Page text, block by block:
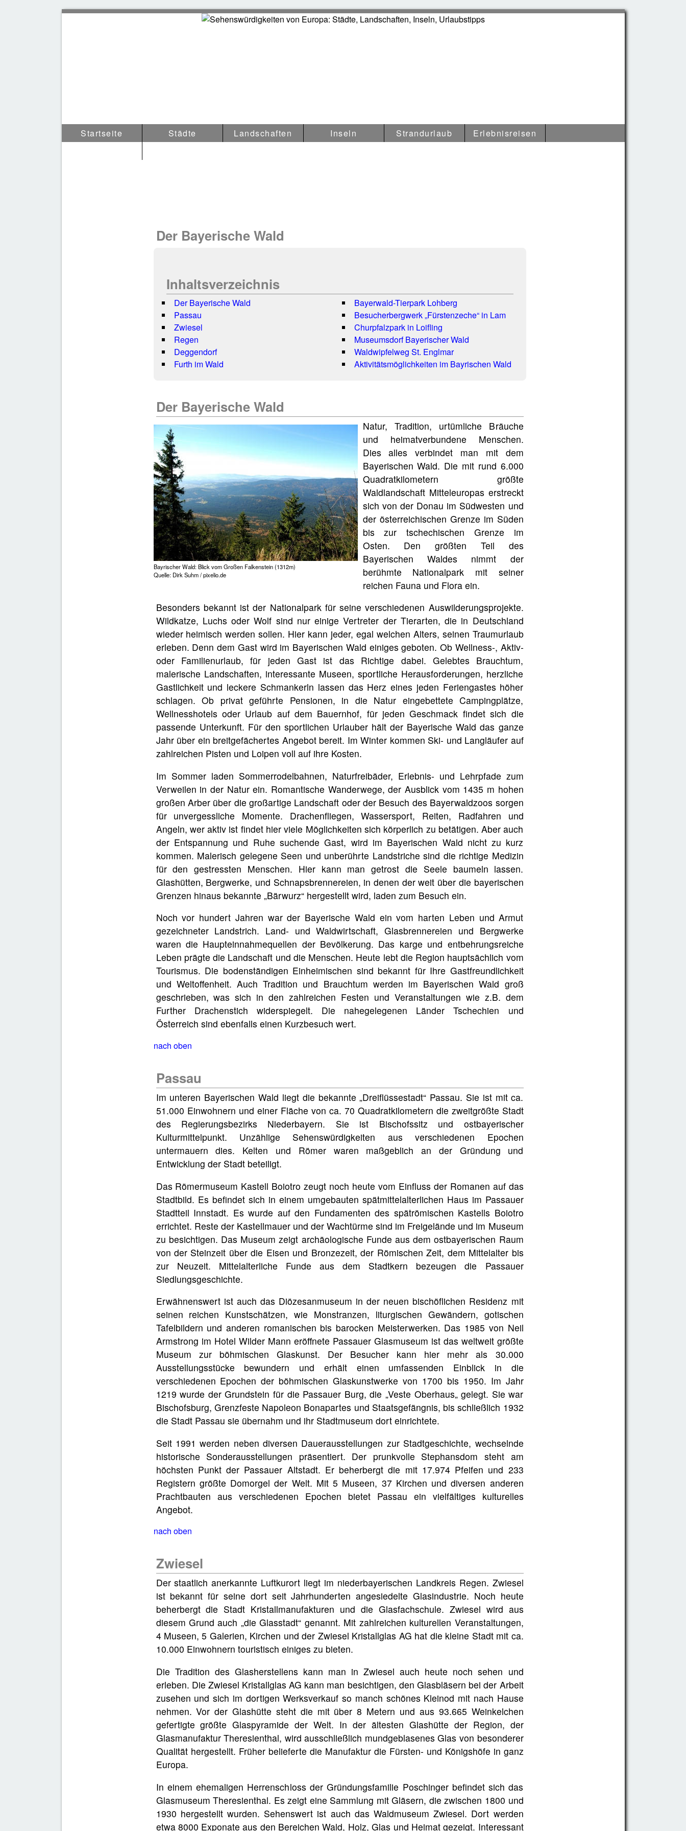
Sehenswürdigkeiten in Europa
Startseite Städte Landschaften Inseln Strandurlaub
Erlebnisreisen
Der Bayerische Wald
Inhaltsverzeichnis
Der Bayerische Wald
Passau
Zwiesel
Regen
Deggendorf
Furth im Wald
Bayerwald-Tierpark Lohberg
Besucherbergwerk „Fürstenzeche“ in Lam
Churpfalzpark in Loifling
Museumsdorf Bayerischer Wald
Waldwipfelweg St. Englmar
Aktivitätsmöglichkeiten im Bayrischen Wald
Der Bayerische Wald
Bayrischer Wald: Blick vom Großen Falkenstein (1312m)
Quelle: Dirk Suhm / pixelio.de
Natur, Tradition, urtümliche Bräuche
und heimatverbundene Menschen.
Dies alles verbindet man mit dem
Bayerischen Wald. Die mit rund 6.000
Quadratkilometern größte
Waldlandschaft Mitteleuropas erstreckt
sich von der Donau im Südwesten und
der österreichischen Grenze im Süden
bis zur tschechischen Grenze im
Osten. Den größten Teil des
Bayerischen Waldes nimmt der
berühmte Nationalpark mit seiner
reichen Fauna und Flora ein.
Besonders bekannt ist der Nationalpark für seine verschiedenen Auswilderungsprojekte.
Wildkatze, Luchs oder Wolf sind nur einige Vertreter der Tierarten, die in Deutschland
wieder heimisch werden sollen. Hier kann jeder, egal welchen Alters, seinen Traumurlaub
erleben. Denn dem Gast wird im Bayerischen Wald einiges geboten. Ob Wellness-, Aktiv-
oder Familienurlaub, für jeden Gast ist das Richtige dabei. Gelebtes Brauchtum,
malerische Landschaften, interessante Museen, sportliche Herausforderungen, herzliche
Gastlichkeit und leckere Schmankerln lassen das Herz eines jeden Feriengastes höher
schlagen. Ob privat geführte Pensionen, in die Natur eingebettete Campingplätze,
Wellnesshotels oder Urlaub auf dem Bauernhof, für jeden Geschmack findet sich die
passende Unterkunft. Für den sportlichen Urlauber hält der Bayerische Wald das ganze
Jahr über ein breitgefächertes Angebot bereit. Im Winter kommen Ski- und Langläufer auf
zahlreichen Pisten und Loipen voll auf ihre Kosten.
Im Sommer laden Sommerrodelbahnen, Naturfreibäder, Erlebnis- und Lehrpfade zum
Verweilen in der Natur ein. Romantische Wanderwege, der Ausblick vom 1435 m hohen
großen Arber über die großartige Landschaft oder der Besuch des Bayerwaldzoos sorgen
für unvergessliche Momente. Drachenfliegen, Wassersport, Reiten, Radfahren und
Angeln, wer aktiv ist findet hier viele Möglichkeiten sich körperlich zu betätigen. Aber auch
der Entspannung und Ruhe suchende Gast, wird im Bayerischen Wald nicht zu kurz
kommen. Malerisch gelegene Seen und unberührte Landstriche sind die richtige Medizin
für den gestressten Menschen. Hier kann man getrost die Seele baumeln lassen.
Glashütten, Bergwerke, und Schnapsbrennereien, in denen der weit über die bayerischen
Grenzen hinaus bekannte „Bärwurz“ hergestellt wird, laden zum Besuch ein.
Noch vor hundert Jahren war der Bayerische Wald ein vom harten Leben und Armut
gezeichneter Landstrich. Land- und Waldwirtschaft, Glasbrennereien und Bergwerke
waren die Haupteinnahmequellen der Bevölkerung. Das karge und entbehrungsreiche
Leben prägte die Landschaft und die Menschen. Heute lebt die Region hauptsächlich vom
Tourismus. Die bodenständigen Einheimischen sind bekannt für Ihre Gastfreundlichkeit
und Weltoffenheit. Auch Tradition und Brauchtum werden im Bayerischen Wald groß
geschrieben, was sich in den zahlreichen Festen und Veranstaltungen wie z.B. dem
Further Drachenstich widerspiegelt. Die nahegelegenen Länder Tschechien und
Österreich sind ebenfalls einen Kurzbesuch wert.
nach oben
Passau
Im unteren Bayerischen Wald liegt die bekannte „Dreiflüssestadt“ Passau. Sie ist mit ca.
51.000 Einwohnern und einer Fläche von ca. 70 Quadratkilometern die zweitgrößte Stadt
des Regierungsbezirks Niederbayern. Sie ist Bischofssitz und ostbayerischer
Kulturmittelpunkt. Unzählige Sehenswürdigkeiten aus verschiedenen Epochen
untermauern dies. Kelten und Römer waren maßgeblich an der Gründung und
Entwicklung der Stadt beteiligt.
Das Römermuseum Kastell Boiotro zeugt noch heute vom Einfluss der Romanen auf das
Stadtbild. Es befindet sich in einem umgebauten spätmittelalterlichen Haus im Passauer
Stadtteil Innstadt. Es wurde auf den Fundamenten des spätrömischen Kastells Boiotro
errichtet. Reste der Kastellmauer und der Wachtürme sind im Freigelände und im Museum
zu besichtigen. Das Museum zeigt archäologische Funde aus dem ostbayerischen Raum
von der Steinzeit über die Eisen und Bronzezeit, der Römischen Zeit, dem Mittelalter bis
zur Neuzeit. Mittelalterliche Funde aus dem Stadtkern bezeugen die Passauer
Siedlungsgeschichte.
Erwähnenswert ist auch das Diözesanmuseum in der neuen bischöflichen Residenz mit
seinen reichen Kunstschätzen, wie Monstranzen, liturgischen Gewändern, gotischen
Tafelbildern und anderen romanischen bis barocken Meisterwerken. Das 1985 von Neil
Armstrong im Hotel Wilder Mann eröffnete Passauer Glasmuseum ist das weltweit größte
Museum zur böhmischen Glaskunst. Der Besucher kann hier mehr als 30.000
Ausstellungsstücke bewundern und erhält einen umfassenden Einblick in die
verschiedenen Epochen der böhmischen Glaskunstwerke von 1700 bis 1950. Im Jahr
1219 wurde der Grundstein für die Passauer Burg, die „Veste Oberhaus„ gelegt. Sie war
Bischofsburg, Grenzfeste Napoleon Bonapartes und Staatsgefängnis, bis schließlich 1932
die Stadt Passau sie übernahm und ihr Stadtmuseum dort einrichtete.
Seit 1991 werden neben diversen Dauerausstellungen zur Stadtgeschichte, wechselnde
historische Sonderausstellungen präsentiert. Der prunkvolle Stephansdom steht am
höchsten Punkt der Passauer Altstadt. Er beherbergt die mit 17.974 Pfeifen und 233
Registern größte Domorgel der Welt. Mit 5 Museen, 37 Kirchen und diversen anderen
Prachtbauten aus verschiedenen Epochen bietet Passau ein vielfältiges kulturelles
Angebot.
nach oben
Zwiesel
Der staatlich anerkannte Luftkurort liegt im niederbayerischen Landkreis Regen. Zwiesel
ist bekannt für seine dort seit Jahrhunderten angesiedelte Glasindustrie. Noch heute
beherbergt die Stadt Kristallmanufakturen und die Glasfachschule. Zwiesel wird aus
diesem Grund auch „die Glasstadt“ genannt. Mit zahlreichen kulturellen Veranstaltungen,
4 Museen, 5 Galerien, Kirchen und der Zwiesel Kristallglas AG hat die kleine Stadt mit ca.
10.000 Einwohnern touristisch einiges zu bieten.
Die Tradition des Glasherstellens kann man in Zwiesel auch heute noch sehen und
erleben. Die Zwiesel Kristallglas AG kann man besichtigen, den Glasbläsern bei der Arbeit
zusehen und sich im dortigen Werksverkauf so manch schönes Kleinod mit nach Hause
nehmen. Vor der Glashütte steht die mit über 8 Metern und aus 93.665 Weinkelchen
gefertigte größte Glaspyramide der Welt. In der ältesten Glashütte der Region, der
Glasmanufaktur Theresienthal, wird ausschließlich mundgeblasenes Glas von besonderer
Qualität hergestellt. Früher belieferte die Manufaktur die Fürsten- und Königshöfe in ganz
Europa.
In einem ehemaligen Herrenschloss der Gründungsfamilie Poschinger befindet sich das
Glasmuseum Theresienthal. Es zeigt eine Sammlung mit Gläsern, die zwischen 1800 und
1930 hergestellt wurden. Sehenswert ist auch das Waldmuseum Zwiesel. Dort werden
etwa 8000 Exponate aus den Bereichen Wald, Holz, Glas und Heimat gezeigt. Interessant